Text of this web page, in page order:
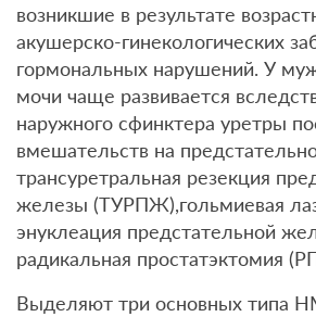
возникшие в результате
акушерско-гинекологических
гормональных нарушений. У
мочи чаще развивается
наружного сфинктера уретры
вмешательств на
трансуретральная резекция
железы (ТУРПЖ),гольмиевая
энуклеация предстательной
радикальная простатэктомия
Выделяют три основных типа